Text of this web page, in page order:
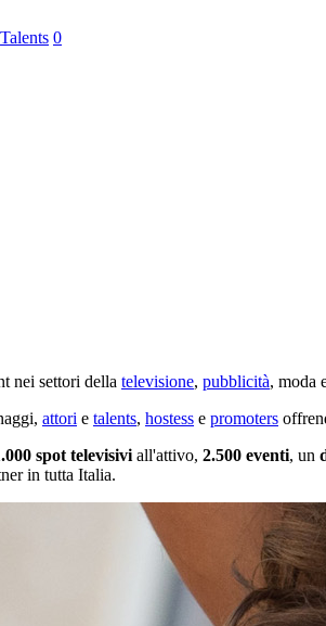
Talents 0
nei settori della televisione, pubblicità, moda
attori e talents, hostess e promoters
spot televisivi all'attivo, 2.500 eventi, un
in tutta Italia.